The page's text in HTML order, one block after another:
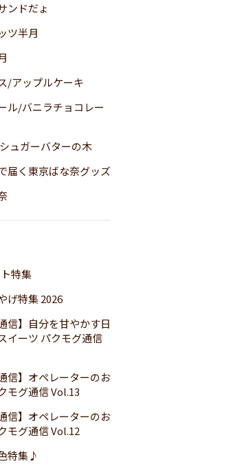
ンドだょ
ツ半月
/アップルケーキ
ル/バニラチョコレー
ュガーバターの木
届く東京ばな奈グッズ
特集
げ特集 2026
信】自分を甘やかす日
イーツ パクモグ通信
信】オペレーターのお
モグ通信 Vol.13
信】オペレーターのお
モグ通信 Vol.12
特集♪